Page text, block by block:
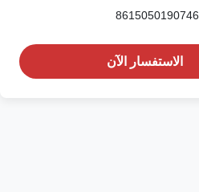
8615050190746
الاستفسار الآن